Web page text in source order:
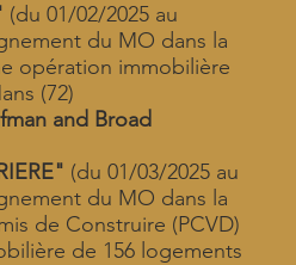
(du 01/02/2025 au
du MO dans la
opération immobilière
(72)
and Broad
(du 01/03/2025 au
du MO dans la
de Construire (PCVD)
de 156 logements